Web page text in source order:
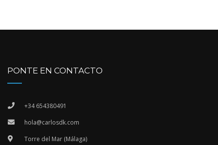
PONTE EN CONTACTO
+34 654380491
hola@carlosdk.com
Torre del Mar (Málaga)